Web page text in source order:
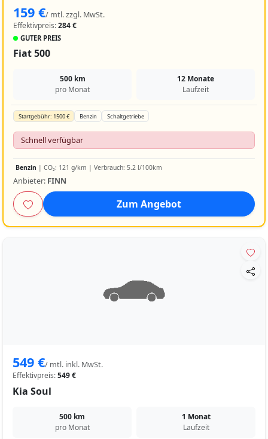
159 €/ mtl. zzgl. MwSt.
Effektivpreis:284 €
GUTER PREIS
Fiat 500
500 km
pro Monat
12 Monate
Laufzeit
Startgebühr: 1500 € Benzin Schaltgetriebe
Schnell verfügbar
Benzin | CO₂: 121 g/km | Verbrauch: 5.2 l/100km
Anbieter: FINN
Zum Angebot
549 €/ mtl. inkl. MwSt.
Effektivpreis:549 €
Kia Soul
500 km
pro Monat
1 Monat
Laufzeit